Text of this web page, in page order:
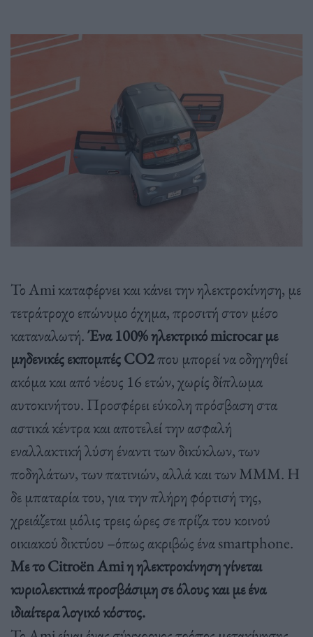
Το Ami καταφέρνει και κάνει την ηλεκτροκίνηση, με
τετράτροχο επώνυμο όχημα, προσιτή στον μέσο
καταναλωτή.Ένα 100% ηλεκτρικό microcar με
μηδενικές εκπομπές CO2που μπορεί να οδηγηθεί
ακόμα και από νέους 16 ετών, χωρίς δίπλωμα
αυτοκινήτου. Προσφέρει εύκολη πρόσβαση στα
αστικά κέντρα και αποτελεί την ασφαλή
εναλλακτική λύση έναντι των δικύκλων, των
ποδηλάτων, των πατινιών, αλλά και των ΜΜΜ. Η
δε μπαταρία του, για την πλήρη φόρτισή της,
χρειάζεται μόλις τρεις ώρες σε πρίζα του κοινού
οικιακού δικτύου –όπως ακριβώς ένα smartphone.
Με το Citroën Ami η ηλεκτροκίνηση γίνεται
κυριολεκτικά προσβάσιμη σε όλους και με ένα
ιδιαίτερα λογικό κόστος.